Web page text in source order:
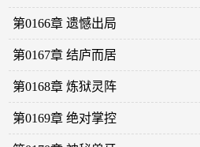
第0166章 遗憾出局
第0167章 结庐而居
第0168章 炼狱灵阵
第0169章 绝对掌控